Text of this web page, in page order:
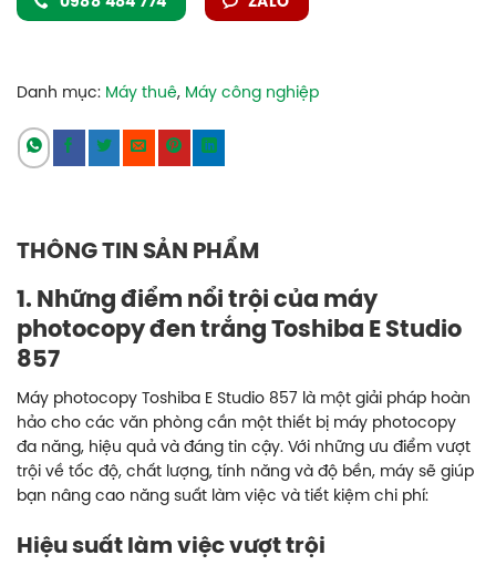
Danh mục: Máy thuê, Máy công nghiệp
THÔNG TIN SẢN PHẨM
1. Những điểm nổi trội của máy
photocopy đen trắng Toshiba E Studio
857
Máy photocopy Toshiba E Studio 857 là một giải pháp hoàn
hảo cho các văn phòng cần một thiết bị máy photocopy
đa năng, hiệu quả và đáng tin cậy. Với những ưu điểm vượt
trội về tốc độ, chất lượng, tính năng và độ bền, máy sẽ giúp
bạn nâng cao năng suất làm việc và tiết kiệm chi phí:
Hiệu suất làm việc vượt trội